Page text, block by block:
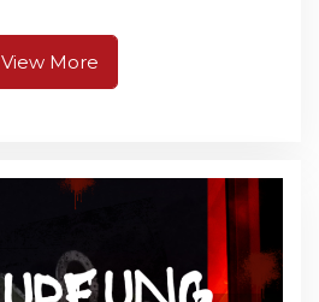
View More